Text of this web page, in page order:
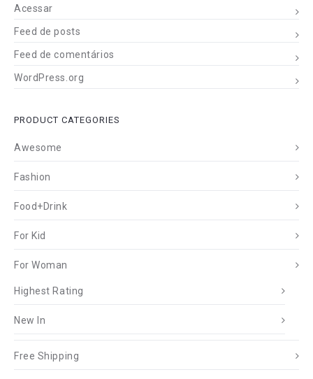
Acessar
Feed de posts
Feed de comentários
WordPress.org
PRODUCT CATEGORIES
Awesome
Fashion
Food+Drink
For Kid
For Woman
Highest Rating
New In
Free Shipping